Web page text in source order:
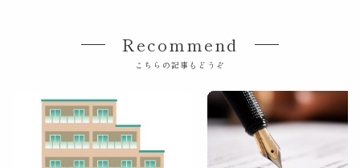
Recommend
こちらの記事もどうぞ